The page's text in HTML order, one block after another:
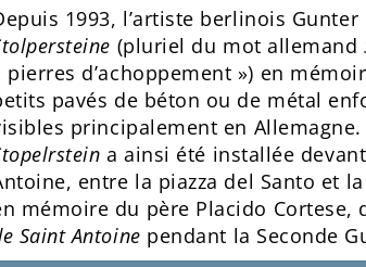
1993, l’artiste berlinois Gunter
(pluriel du mot allemand
pierres d’achoppement ») en
pavés de béton ou de métal
principalement en
a ainsi été installée
entre la piazza del Santo et
mémoire du père Placido
Saint Antoine pendant la Seconde